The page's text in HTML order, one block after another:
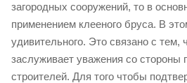
загородных сооружений, то в
применением клееного бруса. В
удивительного. Это связано с тем,
заслуживает уважения со стороны
строителей. Для того чтобы